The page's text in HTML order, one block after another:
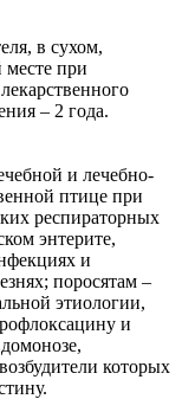
в сухом,
при
– 2 года.
и лечебно-
птице при
респираторных
энтерите,
и
поросятам –
этиологии,
и
которых